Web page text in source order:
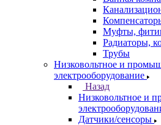
Муфты,
Радиаторы,
Трубы
Низковольтное и
электрооборудование
Назад
Низковольтное и
Датчики/сенсоры